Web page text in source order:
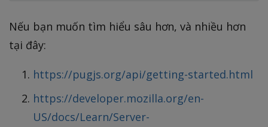
Nếu bạn muốn tìm hiểu sâu hơn, và nhiều hơn
tại đây:
https://pugjs.org/api/getting-started.html
https://developer.mozilla.org/en-
US/docs/Learn/Server-